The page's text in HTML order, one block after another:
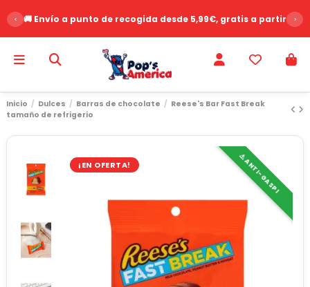
‹ 🚚 Envío a punto de recogida desde 5,99€, gratis a partir de
›
Inicio Dulces Barras de chocolate
Reese's Bar Fast Break
tamaño de refrigerio
¡EN OFERTA! ⚠️ ANTI-GASPI